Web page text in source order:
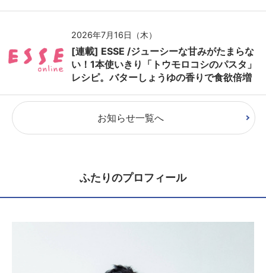
2026年7月16日（木）
[連載] ESSE /ジューシーな甘みがたまらな
い！1本使いきり「トウモロコシのパスタ」
レシピ。バターしょうゆの香りで食欲倍増
お知らせ一覧へ
ふたりのプロフィール